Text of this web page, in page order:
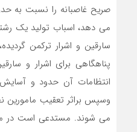
صریح غاصبانه را نسبت به
می دهد، اسباب تولید یک
سارقین و اشرار ترکمن
پناهگاهی برای اشرار و
انتظامات آن حدود و
وسپس براثر تعقیب مامورین
می شوند. مستدعی است در